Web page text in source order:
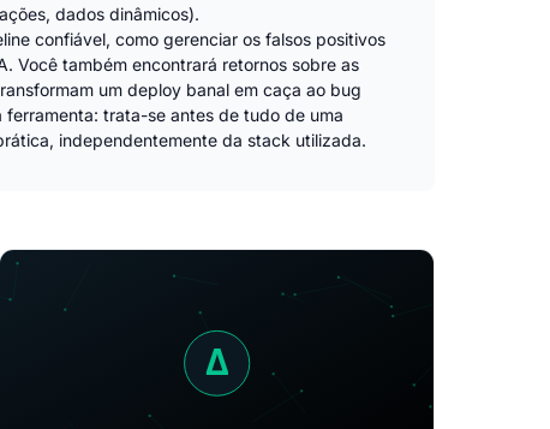
dados dinâmicos).
confiável, como gerenciar os falsos positivos
Você também encontrará retornos sobre as
um deploy banal em caça ao bug
trata-se antes de tudo de uma
independentemente da stack utilizada.